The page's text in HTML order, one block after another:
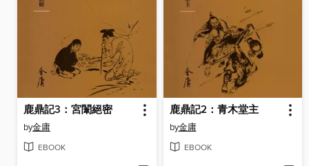
鹿鼎記3：宮闈絕密
by金庸
EBOOK
鹿鼎記2：青木堂主
by金庸
EBOOK